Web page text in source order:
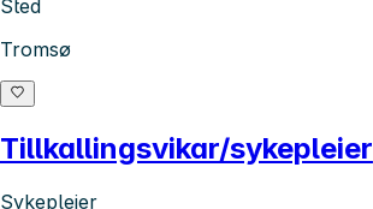
Sted
Tromsø
Tillkallingsvikar/sykepleier
Sykepleier